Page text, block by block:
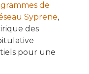
de
Syprene,
des
pour une